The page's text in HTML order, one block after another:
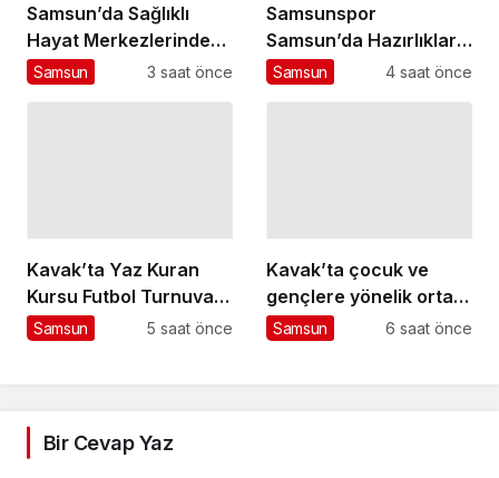
Samsun’da Sağlıklı
Hayat Merkezlerinde
Uzaktan Hasta
Samsun 3 saat önce
Samsunspor
Samsun’da Hazırlıklara
Başladı – Haberler
Samsun 4 saat önce
Kavak’ta Yaz Kuran
Kursu Futbol Turnuvası
Sona Erdi
Samsun 5 saat önce
Kavak’ta çocuk ve
gençlere yönelik ortak
projeler için istişare
Samsun 6 saat önce
Bir Cevap Yaz